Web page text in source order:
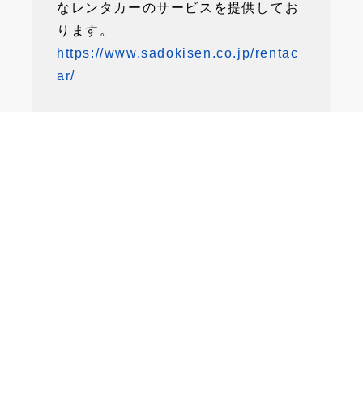
なレンタカーのサービスを提供してお
ります。
https://www.sadokisen.co.jp/rentac
ar/